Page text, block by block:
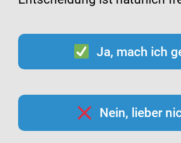
Ja, mach ich
Nein, lieber
Infografiken